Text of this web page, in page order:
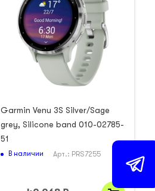
Garmin Venu 3S Silver/Sage
grey, Silicone band 010-02785-
51
В наличии Арт.: PRS7255